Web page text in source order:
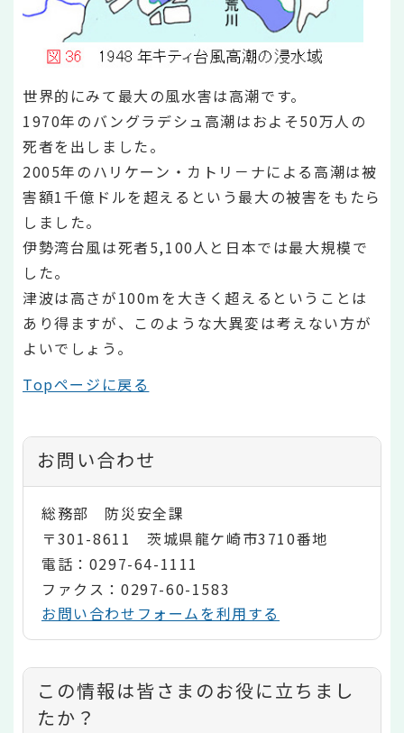
世界的にみて最大の風水害は高潮です。
1970年のバングラデシュ高潮はおよそ50万人の
死者を出しました。
2005年のハリケーン・カトリ－ナによる高潮は被
害額1千億ドルを超えるという最大の被害をもたら
しました。
伊勢湾台風は死者5,100人と日本では最大規模で
した。
津波は高さが100mを大きく超えるということは
あり得ますが、このような大異変は考えない方が
よいでしょう。
Topページに戻る
お問い合わせ
総務部 防災安全課
〒301-8611 茨城県龍ケ崎市3710番地
電話：0297-64-1111
ファクス：0297-60-1583
お問い合わせフォームを利用する
コ
ン
この情報は皆さまのお役に立ちまし
たか？